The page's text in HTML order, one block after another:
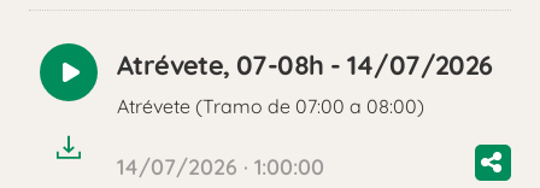
Reproducir
audio
Atrévete, 07-08h - 14/07/2026
Atrévete (Tramo de 07:00 a 08:00)
14/07/2026 · 1:00:00